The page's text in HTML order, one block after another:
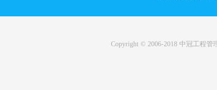
Copyright © 2006-2018 中冠工程管